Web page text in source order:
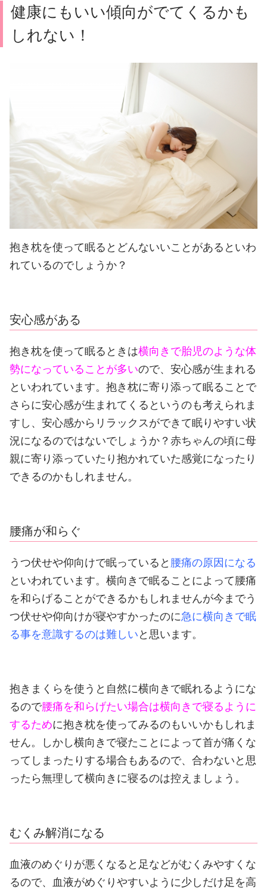
健康にもいい傾向がでてくるかも
しれない！
抱き枕を使って眠るとどんないいことがあるといわ
れているのでしょうか？
安心感がある
抱き枕を使って眠るときは横向きで胎児のような体
勢になっていることが多いので、安心感が生まれる
といわれています。 抱き枕に寄り添って眠ることで
さらに安心感が生まれてくるというのも考えられま
すし、安心感からリラックスができて眠りやすい状
況になるのではないでしょうか？ 赤ちゃんの頃に母
親に寄り添っていたり抱かれていた感覚になったり
できるのかもしれません。
腰痛が和らぐ
うつ伏せや仰向けで眠っていると 腰痛の原因になる
といわれています。 横向きで眠ることによって腰痛
を和らげることができるかもしれませんが今までう
つ伏せや仰向けが寝やすかったのに急に横向きで眠
る事を意識するのは難しい と思います。
抱きまくらを使うと自然に横向きで眠れるようにな
るので腰痛を和らげたい場合は横向きで寝るように
するために抱き枕を使ってみるのもいいかもしれま
せん。
しかし横向きで寝たことによって首が痛くな
ってしまったりする場合もあるので、合わないと思
ったら無理して横向きに寝るのは控えましょう。
むくみ解消になる
血液のめぐりが悪くなると足などがむくみやすくな
るので、血液がめぐりやすいように少しだけ足を高